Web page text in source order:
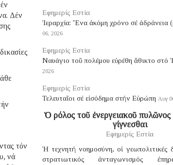
Δέν
τόν
νά
Εφημερίς Εστία
Ἱεραρχία: Ἕνα ἀκόμη χρόνο σέ ἀδράνεια
06, 2026
Εφημερίς Εστία
Ναυάγιο τοῦ πολέμου εὑρέθη ἄθικτο στό
2026
Εφημερίς Εστία
Τελευταῖοι σέ εἰσόδημα στήν Εὐρώπη Αυγ
Ὁ ρόλος τοῦ ἐνεργειακοῦ πυλῶνος
γίγνεσθαι
Εφημερίς Εστία
Ἡ τεχνητή νοημοσύνη, οἱ γεωπολιτικές
στρατιωτικός ἀνταγωνισμός